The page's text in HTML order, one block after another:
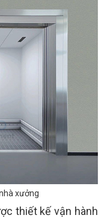
xưởng
thiết kế vận hành